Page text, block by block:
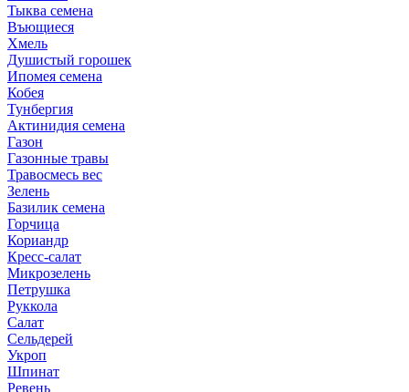
Тыква семена
Въющиеся
Хмель
Душистый горошек
Ипомея семена
Кобея
Тунбергия
Актинидия семена
Газон
Газонные травы
Травосмесь вес
Зелень
Базилик семена
Горчица
Кориандр
Кресс-салат
Микрозелень
Петрушка
Руккола
Салат
Сельдерей
Укроп
Шпинат
Ревень